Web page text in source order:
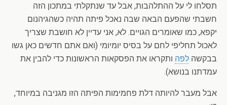
תסלחו לי על ההתלהבות, אבל עד שנתקלתי במתכון הזה
חשבתי שהפעם הבאה שבה נאכל פיתה תהיה כשהגיהנום
יקפא, כמו שאומרים הגויים. לא, אני עדיין לא חושבת שצריך
לאכול תחליפי לחם על בסיס יומיומי (ואם אתם חדשים כאן גשו
בבקשה לפה ותקראו את הפסקאות הראשונות כדי להבין את
עמדתנו בנושא).
אבל מעבר להיותה דלת פחמימות הפיתה הזו מגניבה במיוחד,